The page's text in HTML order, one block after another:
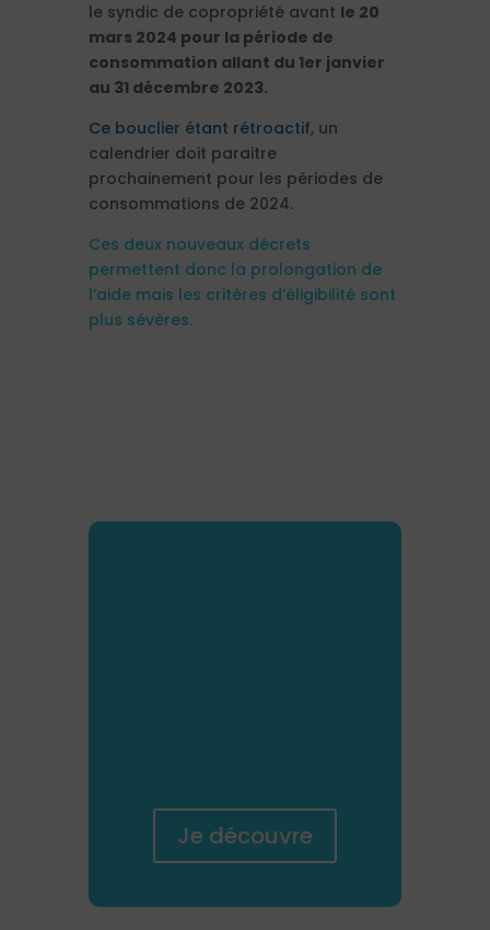
le syndic de copropriété avant le 20
mars 2024 pour la période de
consommation allant du 1er janvier
au 31 décembre 2023.
Ce bouclier étant rétroactif, un
calendrier doit paraitre
prochainement pour les périodes de
consommations de 2024.
Ces deux nouveaux décrets
permettent donc la prolongation de
l’aide mais les critères d’éligibilité sont
plus sévères.
Je découvre